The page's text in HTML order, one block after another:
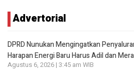
Advertorial
DPRD Nunukan Mengingatkan
Harapan Energi Baru Harus Adil dan
Agustus 6, 2026 | 3:45 am WIB